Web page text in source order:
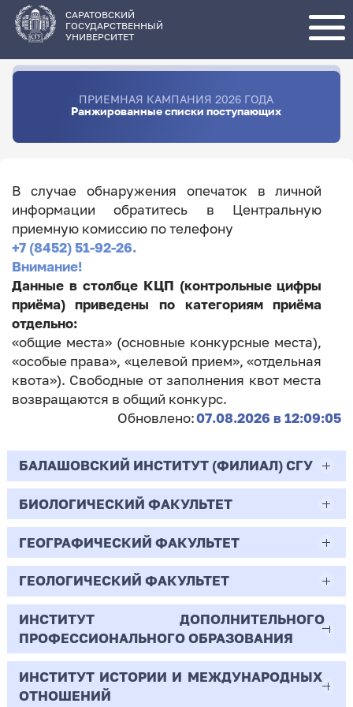
основному
содержанию
САРАТОВСКИЙ
ГОСУДАРСТВЕННЫЙ
УНИВЕРСИТЕТ
ПРИЕМНАЯ КАМПАНИЯ 2026 ГОДА
Ранжированные списки поступающих
В случае обнаружения опечаток в личной
информации обратитесь в Центральную
приемную комиссию по телефону
+7 (8452) 51-92-26.
Внимание!
Данные в столбце КЦП (контрольные цифры
приёма) приведены по категориям приёма
отдельно:
«общие места» (основные конкурсные места),
«особые права», «целевой прием», «отдельная
квота»). Свободные от заполнения квот места
возвращаются в общий конкурс.
Обновлено:07.08.2026 в 12:09:05
БАЛАШОВСКИЙ ИНСТИТУТ (ФИЛИАЛ) СГУ
44.03.02
Психолого-педагогическое образование
Очная | Бакалавр
Всего бюджетных мест - 10
Бюджет/
Общие места
Профиль: Практическая
психология образования
БИОЛОГИЧЕСКИЙ ФАКУЛЬТЕТ
06.03.01
Биология
Очная | Бакалавр
Всего бюджетных мест - 50
Бюджет/Общие места
ГЕОГРАФИЧЕСКИЙ ФАКУЛЬТЕТ
05.03.02
География
Очная | Бакалавр
Всего бюджетных мест - 15
ГЕОЛОГИЧЕСКИЙ ФАКУЛЬТЕТ
05.03.01
Геология
Очная | Бакалавр
ИНСТИТУТ ДОПОЛНИТЕЛЬНОГО
ПРОФЕССИОНАЛЬНОГО ОБРАЗОВАНИЯ
38.03.02
ИНСТИТУТ ИСТОРИИ И МЕЖДУНАРОДНЫХ
ОТНОШЕНИЙ